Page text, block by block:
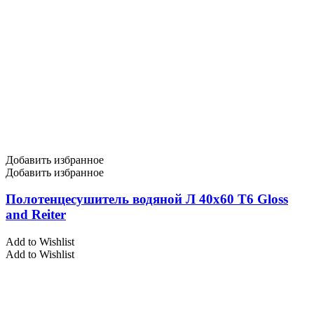
Добавить избранное
Добавить избранное
Полотенцесушитель водяной Л 40х60 Т6 Gloss
and Reiter
Add to Wishlist
Add to Wishlist